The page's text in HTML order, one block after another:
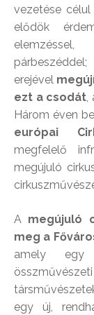
vezetése
elődök
erejével
ezt a csodát,
Három éven
európai
megfelelő
megújuló
A megújuló
meg a
amely egy
egy új,